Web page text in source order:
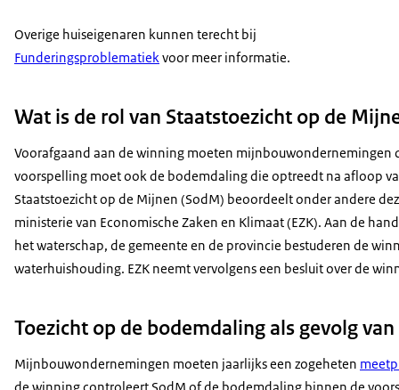
Overige huiseigenaren kunnen terecht bij
Funderingsproblematiek voor meer informatie.
Wat is de rol van Staatstoezicht op de
Voorafgaand aan de winning moeten mijnbouwondernemingen
voorspelling moet ook de bodemdaling die optreedt na afloop
Staatstoezicht op de Mijnen (SodM) beoordeelt onder andere
ministerie van Economische Zaken en Klimaat (EZK). Aan de
het waterschap, de gemeente en de provincie bestuderen de
waterhuishouding. EZK neemt vervolgens een besluit over de
Toezicht op de bodemdaling als gevolg
Mijnbouwondernemingen moeten jaarlijks een zogeheten